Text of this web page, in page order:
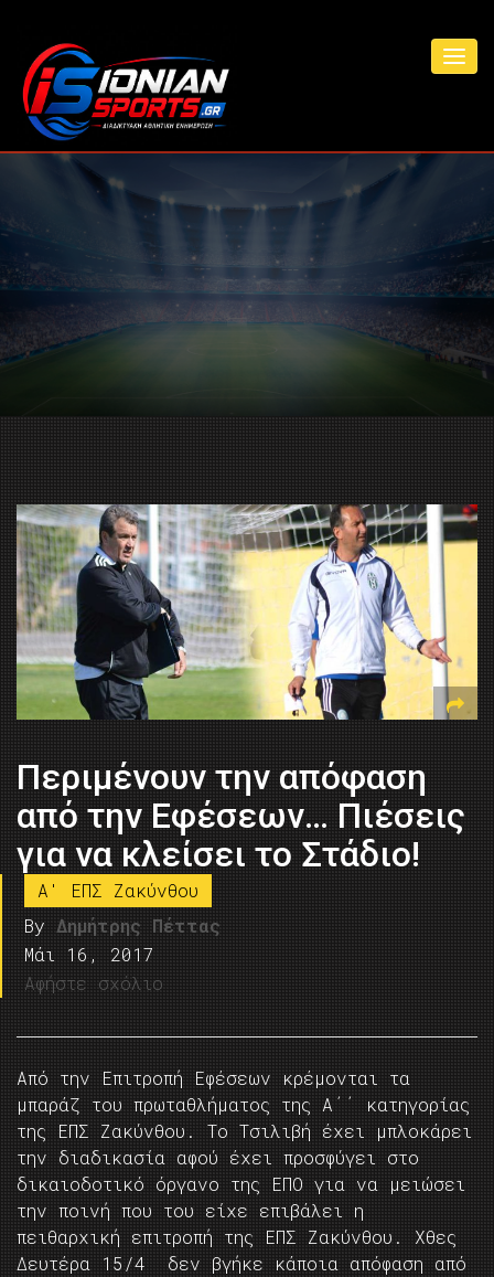
Περιμένουν την απόφαση
από την Εφέσεων… Πιέσεις
για να κλείσει το Στάδιο!
A' ΕΠΣ Ζακύνθου
By Δημήτρης Πέττας
Μάι 16, 2017
Αφήστε σχόλιο
Από την Επιτροπή Εφέσεων κρέμονται τα
μπαράζ του πρωταθλήματος της Α΄΄ κατηγορίας
της ΕΠΣ Ζακύνθου. Το Τσιλιβή έχει μπλοκάρει
την διαδικασία αφού έχει προσφύγει στο
δικαιοδοτικό όργανο της ΕΠΟ για να μειώσει
την ποινή που του είχε επιβάλει η
πειθαρχική επιτροπή της ΕΠΣ Ζακύνθου. Χθες
Δευτέρα 15/4 δεν βγήκε κάποια απόφαση από